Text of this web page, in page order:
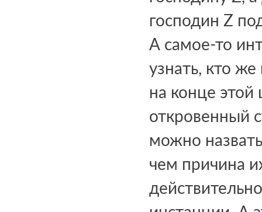
господин Z
А самое-то
узнать, кто
на конце этой
откровенный
можно
чем причина